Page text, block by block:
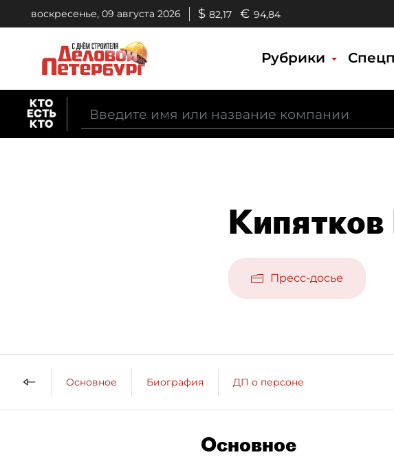
воскресенье, 09 августа 2026 $ 82,17 € 94,84
Рубрики
Кипятков
Пресс-досье
Основное Биография ДП о персоне
Основное